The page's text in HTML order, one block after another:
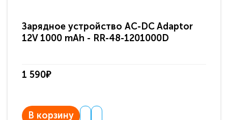
Зарядное устройство AC-DC Adaptor
12V 1000 mAh - RR-48-1201000D
1 590₽
В корзину